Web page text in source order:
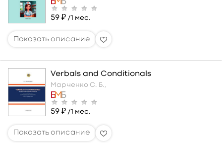
59 ₽ /1 мес.
Verbals and Conditionals
Марченко С. Б.,
59 ₽ /1 мес.